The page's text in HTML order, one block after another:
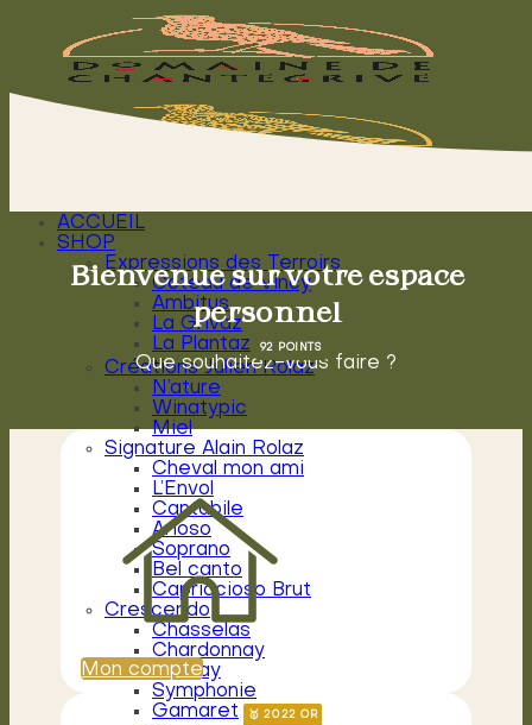
contenu
ACCUEIL
SHOP
Expressions des Terroirs
Coteau de Vincy
Ambitus
La Grivaz
La Plantaz
Créations Julien Rolaz
N’ature
Winatypic
Miel
Signature Alain Rolaz
Cheval mon ami
L’Envol
Cantabile
Arioso
Soprano
Bel canto
Capriccioso Brut
Crescendo
Chasselas
Chardonnay
Gamay
Symphonie
Gamaret
Bienvenue sur votre espace
personnel
Que souhaitez-vous faire ?
Mon compte